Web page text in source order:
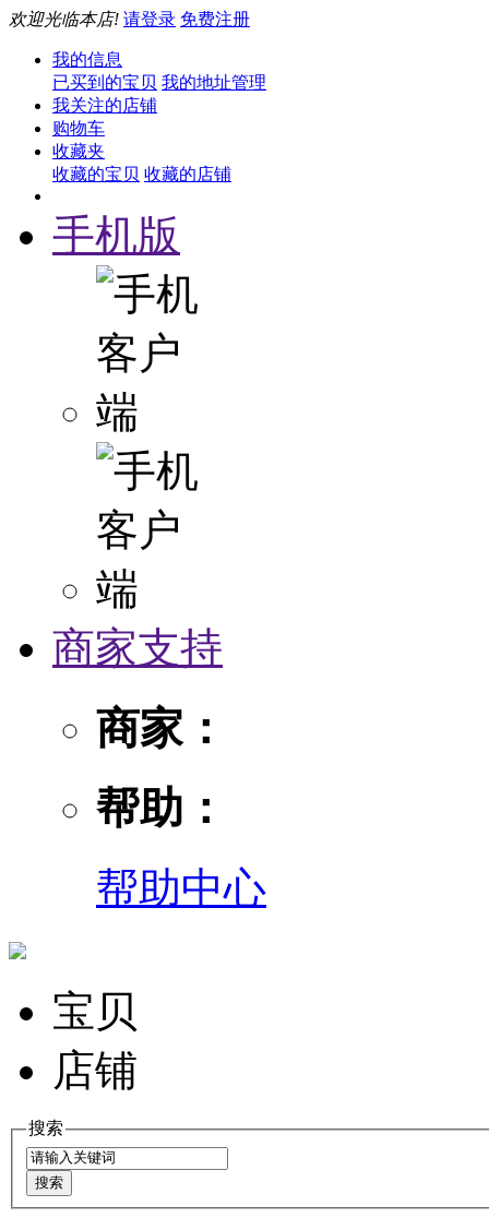
欢迎光临本店! 请登录 免费注册
我的信息
已买到的宝贝 我的地址管理
我关注的店铺
购物车
收藏夹
收藏的宝贝 收藏的店铺
手机版
商家支持
商家：
帮助：
帮助中心
宝贝
店铺
搜索